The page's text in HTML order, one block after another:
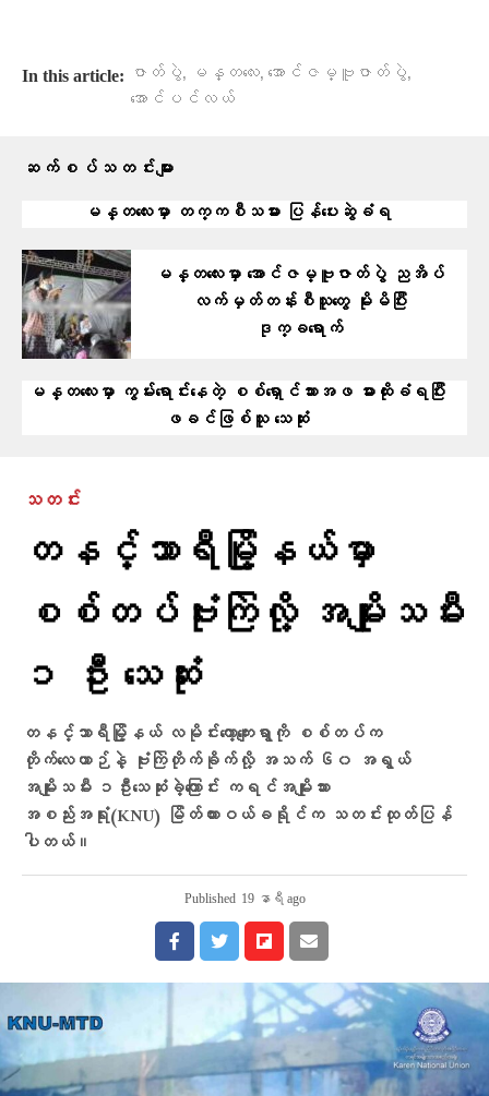
In this article: ဇာတ်ပွဲ, မန္တလေး, အောင်ဇမ္ဗူဇာတ်ပွဲ,
အောင်ပင်လယ်
ဆက်စပ်သတင်းများ
မန္တလေးမှာ တက္ကစီသမား ပြန်ပေးဆွဲခံရ
မန္တလေးမှာ အောင်ဇမ္ဗူဇာတ်ပွဲ ညအိပ်
လက်မှတ်တန်းစီသူတွေ မိုးမိပြီး
ဒုက္ခရောက်
မန္တလေးမှာ ကွမ်းရောင်းနေတဲ့ စစ်ရှောင်သားအဖ ဓားထိုးခံရပြီး
ဖခင်ဖြစ်သူ သေဆုံး
သတင်း
တနင်္သာရီမြို့နယ်မှာ
စစ်တပ်ဗုံးကြဲလို့ အမျိုးသမီး
၁ ဦး သေဆုံး
တနင်္သာရီမြို့နယ် လမိုင်းကော့ကျေးရွာကို စစ်တပ်က
တိုက်လေယာဉ်နဲ့ ဗုံးကြဲတိုက်ခိုက်လို့ အသက် ၆၀ အရွယ်
အမျိုးသမီး ၁ဦးသေဆုံးခဲ့ကြောင်း ကရင်အမျိုးသား
အစည်းအရုံး(KNU) မြိတ်ထားဝယ်ခရိုင်က သတင်းထုတ်ပြန်
ပါတယ်။
Published 19 နာရီ ago